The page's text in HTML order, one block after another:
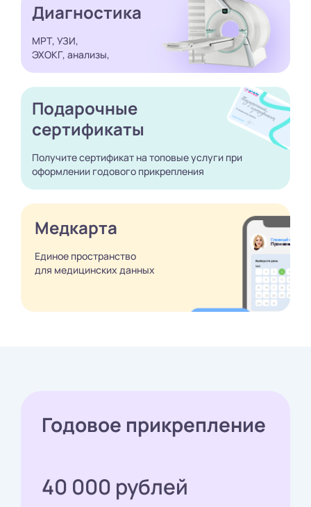
Диагностика
МРТ, УЗИ,
ЭХОКГ, анализы,
Подарочные
сертификаты
Получите сертификат на топовые услуги при
оформлении годового прикрепления
Медкарта
Единое пространство
для медицинских данных
Годовое прикрепление
40 000 рублей